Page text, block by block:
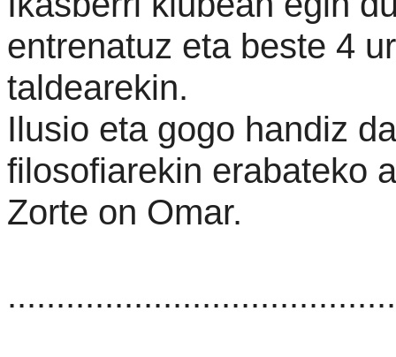
entrenatuz eta beste 4
taldearekin.
Ilusio eta gogo handiz
filosofiarekin erabateko
Zorte on Omar.